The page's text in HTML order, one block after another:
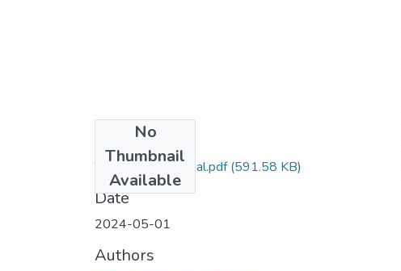
No
Thumbnail
Available
TCC - depósito final.pdf(591.58 KB)
Date
2024-05-01
Authors